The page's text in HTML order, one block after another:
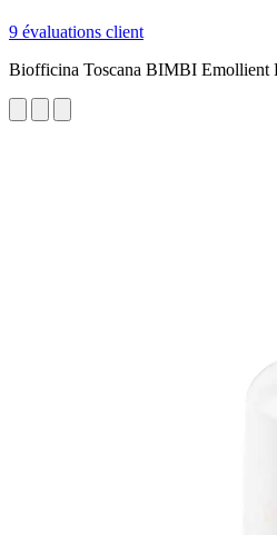
9 évaluations client
Biofficina Toscana BIMBI Emollient